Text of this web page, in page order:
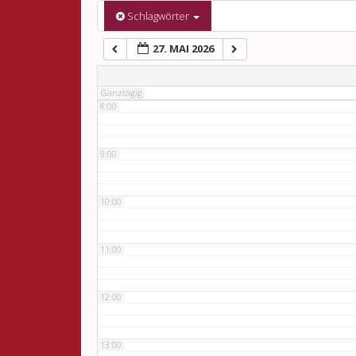
Schlagwörter
27. MAI 2026
Ganztägig
6:00
7:00
8:00
9:00
10:00
11:00
12:00
13:00